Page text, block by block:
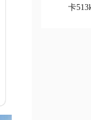
卡